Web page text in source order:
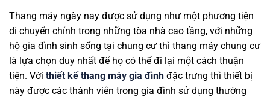
Thang máy ngày nay được sử dụng như một phương tiện
di chuyển chính trong những tòa nhà cao tầng, với những
hộ gia đình sinh sống tại chung cư thì thang máy chung cư
là lựa chọn duy nhất để họ có thể đi lại một cách thuận
tiện. Với thiết kế thang máy gia đình đặc trưng thì thiết bị
này được các thành viên trong gia đình sử dụng thường